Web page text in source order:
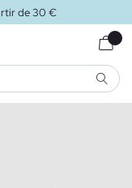
de 30 €